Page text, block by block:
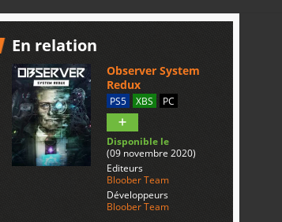
En relation
Observer System
Redux
PS5 XBS PC
Disponible le
(09 novembre 2020)
Editeurs
Bloober Team
Développeurs
Bloober Team